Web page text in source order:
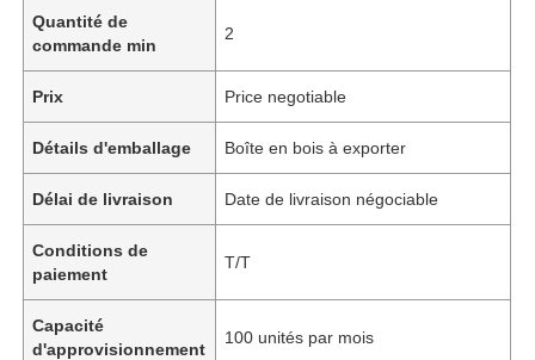
Quantité de
commande min
2
Prix Price negotiable
Détails d'emballage Boîte en bois à exporter
Délai de livraison Date de livraison négociable
Conditions de
paiement
T/T
Capacité
d'approvisionnement
100 unités par mois